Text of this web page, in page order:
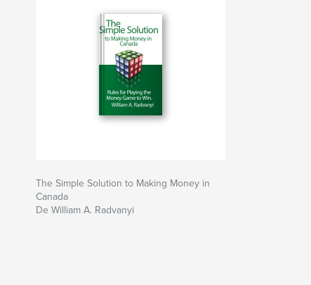
The Simple Solution to Making Money in
Canada
De William A. Radvanyi